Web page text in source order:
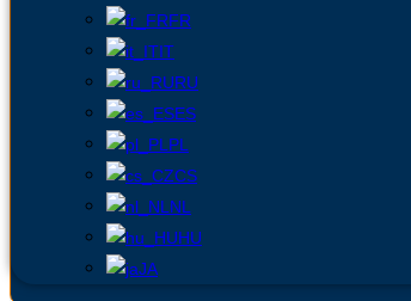
FR
IT
RU
ES
PL
CS
NL
HU
JA